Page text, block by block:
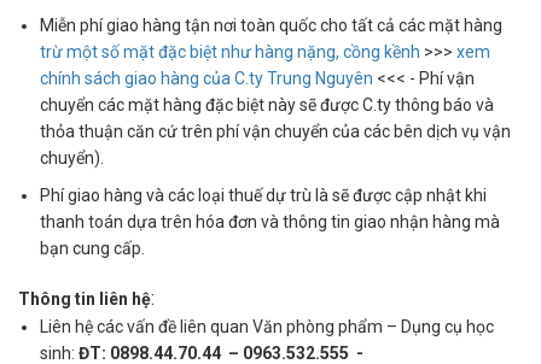
Miễn phí giao hàng tận nơi toàn quốc cho tất cả các mặt hàng
trừ một số mặt đặc biệt như hàng nặng, cồng kềnh >>>xem
chính sách giao hàng của C.ty Trung Nguyên <<< - Phí vận
chuyển các mặt hàng đặc biệt này sẽ được C.ty thông báo và
thỏa thuận căn cứ trên phí vận chuyển của các bên dịch vụ vận
chuyển).
Phí giao hàng và các loại thuế dự trù là sẽ được cập nhật khi
thanh toán dựa trên hóa đơn và thông tin giao nhận hàng mà
bạn cung cấp.
Thông tin liên hệ:
Liên hệ các vấn đề liên quan Văn phòng phẩm – Dụng cụ học
sinh:ĐT: 0898.44.70.44 – 0963.532.555 -